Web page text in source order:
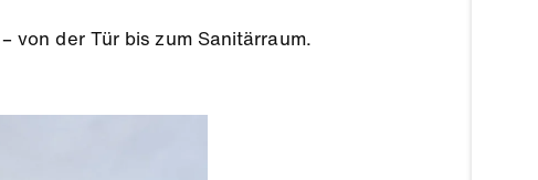
von der Tür bis zum Sanitärraum.